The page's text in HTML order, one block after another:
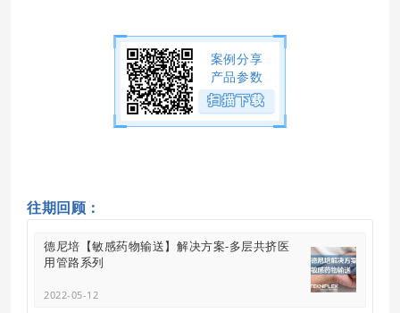
案例分享
产品参数
扫描下载
往期回顾：
德尼培【敏感药物输送】解决方案-多层共挤医
用管路系列
2022-05-12